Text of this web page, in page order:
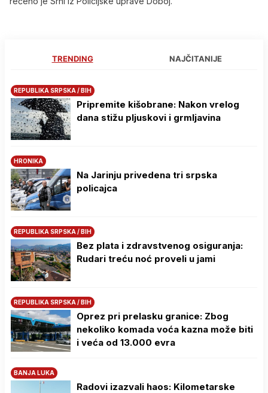
TRENDING NAJČITANIJE
REPUBLIKA SRPSKA / BIH
Pripremite kišobrane: Nakon vrelog
dana stižu pljuskovi i grmljavina
HRONIKA
Na Јarinju privedena tri srpska
policajca
REPUBLIKA SRPSKA / BIH
Bez plata i zdravstvenog osiguranja:
Rudari treću noć proveli u jami
REPUBLIKA SRPSKA / BIH
Oprez pri prelasku granice: Zbog
nekoliko komada voća kazna može biti
i veća od 13.000 evra
BANJA LUKA
Radovi izazvali haos: Kilometarske